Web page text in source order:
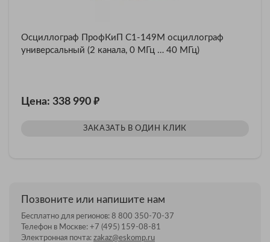
Осциллограф ПрофКиП С1-149М осциллограф
универсальный (2 канала, 0 МГц … 40 МГц)
Цена: 338 990 ₽
ЗАКАЗАТЬ В ОДИН КЛИК
Позвоните или напишите нам
Бесплатно для регионов: 8 800 350-70-37
Телефон в Москве: +7 (495) 159-08-81
Электронная почта: zakaz@eskomp.ru